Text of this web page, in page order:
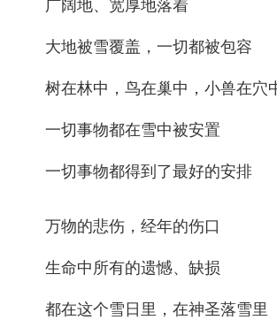
广阔地、宽厚地落着
大地被雪覆盖，一切都被包容
树在林中，鸟在巢中，小兽在穴
一切事物都在雪中被安置
一切事物都得到了最好的安排
万物的悲伤，经年的伤口
生命中所有的遗憾、缺损
都在这个雪日里，在神圣落雪里